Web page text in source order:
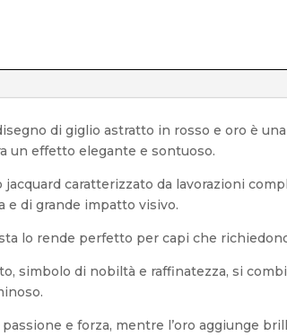
di giglio astratto in rosso e oro è
un effetto elegante e sontuoso.
jacquard caratterizzato da lavorazioni
e di grande impatto visivo.
lo rende perfetto per capi che
simbolo di nobiltà e raffinatezza, si
e forza, mentre l’oro aggiunge